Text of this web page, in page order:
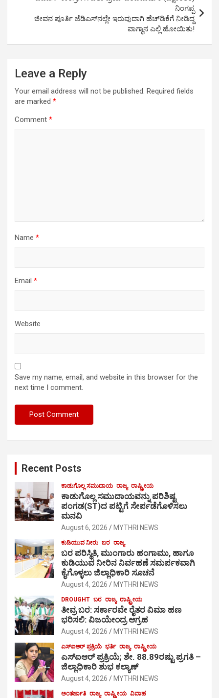
ನಿಂಗಪ್ಪ
ಜೀವನ ಪೂರ್ತಿ ಜೆಡಿಎಸ್‍ನಲ್ಲೇ ಇರುವುದಾಗಿ ಹೆಚ್‍ಡಿಕೆಗೆ ನೀಡಿದ್ದ
ವಾಗ್ಧಾನ ಎಲ್ಲಿ ಹೋಯಿತು!
Leave a Reply
Your email address will not be published. Required fields
are marked *
Comment *
Name *
Email *
Website
Save my name, email, and website in this browser for the
next time I comment.
Recent Posts
ಕಾಡುಗೊಲ್ಲ ಸಮುದಾಯ ರಾಜ್ಯ ರಾಷ್ಟ್ರೀಯ
ಕಾಡುಗೊಲ್ಲ ಸಮುದಾಯವನ್ನು ಪರಿಶಿಷ್ಟ
ಪಂಗಡ(ST)ದ ಪಟ್ಟಿಗೆ ಸೇರ್ಪಡೆಗೊಳಿಸಲು
ಮನವಿ
August 6, 2026 MYTHRI NEWS
ಕುಡಿಯುವ ನೀರು ಬರ ರಾಜ್ಯ
ಬರ ಪರಿಸ್ಥಿತಿ, ಮುಂಗಾರು ಹಂಗಾಮು, ಹಾಗೂ
ಕುಡಿಯುವ ನೀರಿನ ನಿರ್ವಹಣೆ ಸಮರ್ಪಕವಾಗಿ
ಕೈಗೊಳ್ಳಲು ಜಿಲ್ಲಾಧಿಕಾರಿ ಸೂಚನೆ
August 4, 2026 MYTHRI NEWS
DROUGHT ಬರ ರಾಜ್ಯ ರಾಷ್ಟ್ರೀಯ
ತೀವ್ರ ಬರ: ಸರ್ಕಾರವೇ ರೈತರ ವಿಮಾ ಹಣ
ಭರಿಸಲಿ: ವಿಜಯೇಂದ್ರ ಆಗ್ರಹ
August 4, 2026 MYTHRI NEWS
ಎಸ್‍ಐಆರ್ ಪ್ರಕ್ರಿಯೆ ಭರ್ತಿ ರಾಜ್ಯ ರಾಷ್ಟ್ರೀಯ
ಎಸ್‍ಐಆರ್ ಪ್ರಕ್ರಿಯೆ; ಶೇ. 88.89ರಷ್ಟು ಪ್ರಗತಿ –
ಜಿಲ್ಲಾಧಿಕಾರಿ ಶುಭ ಕಲ್ಯಾಣ್
August 4, 2026 MYTHRI NEWS
ಅಂತರ್ಜಾತಿ ರಾಜ್ಯ ರಾಷ್ಟ್ರೀಯ ವಿವಾಹ